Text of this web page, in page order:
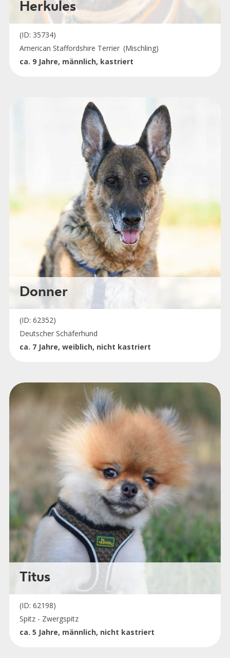
Herkules
(ID: 35734)
American Staffordshire Terrier (Mischling)
ca. 9 Jahre, männlich, kastriert
Donner
(ID: 62352)
Deutscher Schäferhund
ca. 7 Jahre, weiblich, nicht kastriert
Titus
(ID: 62198)
Spitz - Zwergspitz
ca. 5 Jahre, männlich, nicht kastriert